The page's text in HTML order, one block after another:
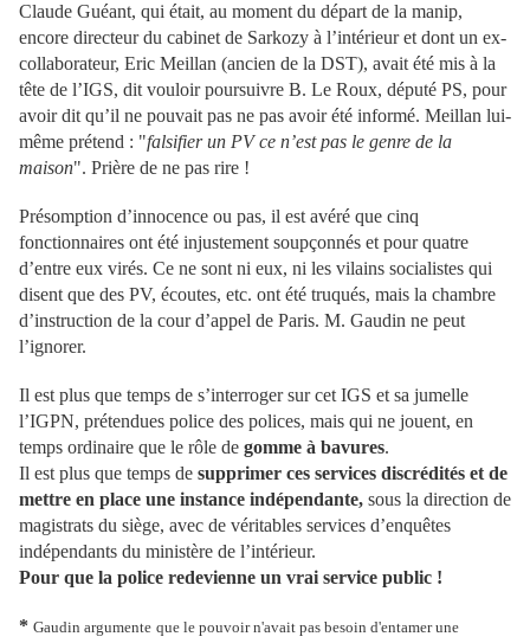
Claude Guéant, qui était, au moment du départ de la manip,
encore directeur du cabinet de Sarkozy à l’intérieur et dont un ex-
collaborateur, Eric Meillan (ancien de la DST), avait été mis à la
tête de l’IGS, dit vouloir poursuivre B. Le Roux, député PS, pour
avoir dit qu’il ne pouvait pas ne pas avoir été informé. Meillan lui-
même prétend : "falsifier un PV ce n’est pas le genre de la
maison". Prière de ne pas rire !
Présomption d’innocence ou pas, il est avéré que cinq
fonctionnaires ont été injustement soupçonnés et pour quatre
d’entre eux virés. Ce ne sont ni eux, ni les vilains socialistes qui
disent que des PV, écoutes, etc. ont été truqués, mais la chambre
d’instruction de la cour d’appel de Paris. M. Gaudin ne peut
l’ignorer.
Il est plus que temps de s’interroger sur cet IGS et sa jumelle
l’IGPN, prétendues police des polices, mais qui ne jouent, en
temps ordinaire que le rôle de gomme à bavures.
Il est plus que temps de supprimer ces services discrédités et de
mettre en place une instance indépendante, sous la direction de
magistrats du siège, avec de véritables services d’enquêtes
indépendants du ministère de l’intérieur.
Pour que la police redevienne un vrai service public !
* Gaudin argumente que le pouvoir n'avait pas besoin d'entamer une